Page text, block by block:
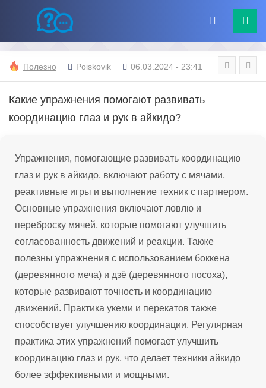
Полезно Poiskovik 06.03.2024 - 23:41
Какие упражнения помогают развивать
координацию глаз и рук в айкидо?
Упражнения, помогающие развивать координацию
глаз и рук в айкидо, включают работу с мячами,
реактивные игры и выполнение техник с партнером.
Основные упражнения включают ловлю и
переброску мячей, которые помогают улучшить
согласованность движений и реакции. Также
полезны упражнения с использованием боккена
(деревянного меча) и дзё (деревянного посоха),
которые развивают точность и координацию
движений. Практика укеми и перекатов также
способствует улучшению координации. Регулярная
практика этих упражнений помогает улучшить
координацию глаз и рук, что делает техники айкидо
более эффективными и мощными.